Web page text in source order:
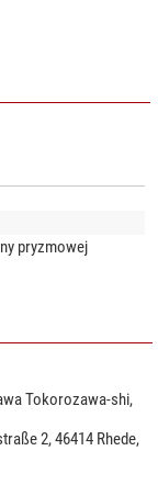
pryzmowej
Tokorozawa-shi,
2, 46414 Rhede,